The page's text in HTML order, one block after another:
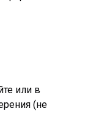
или в
(не